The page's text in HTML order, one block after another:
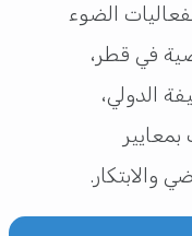
الضوء
في قطر،
الدولي،
والابتكار.